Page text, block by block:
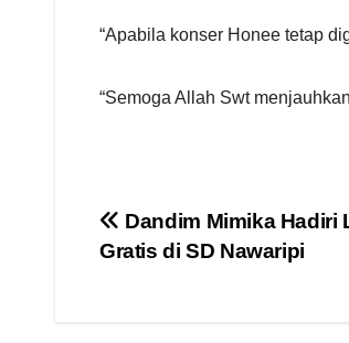
“Apabila konser Honee tetap
“Semoga Allah Swt
Navigasi
Dandim Mimika Hadiri
Gratis di SD Nawaripi